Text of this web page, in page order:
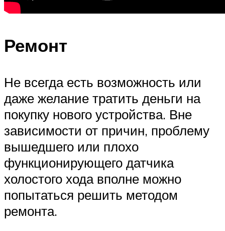
Ремонт
Не всегда есть возможность или
даже желание тратить деньги на
покупку нового устройства. Вне
зависимости от причин, проблему
вышедшего или плохо
функционирующего датчика
холостого хода вполне можно
попытаться решить методом
ремонта.